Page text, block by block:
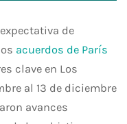
expectativa de
acuerdos de París
clave en Los
al 13 de diciembre
avances